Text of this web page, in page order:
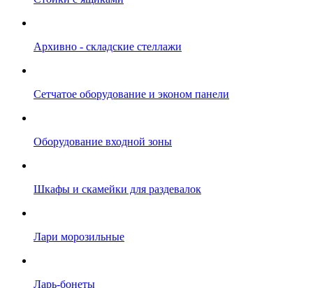
Архивно - складские стеллажи
Сетчатое оборудование и эконом панели
Оборудование входной зоны
Шкафы и скамейки для раздевалок
Лари морозильные
Ларь-бонеты